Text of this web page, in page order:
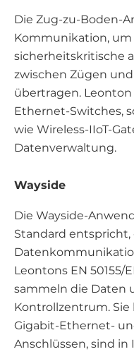
Die Zug-zu-Boden-
Kommunikation,
sicherheitskritische
zwischen Zügen
übertragen.
Ethernet-Switches,
wie Wireless-IIoT-
Datenverwaltung.
Wayside
Die Wayside-
Standard
Leontons EN 50155/
sammeln die Daten
Kontrollzentrum.
Gigabit-Ethernet-
Anschlüssen, sind